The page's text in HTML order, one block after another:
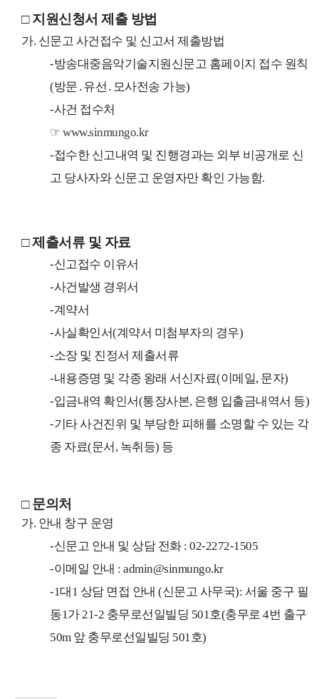
□ 지원신청서 제출 방법
가. 신문고 사건접수 및 신고서 제출방법
-방송대중음악기술지원신문고 홈페이지 접수 원칙
(방문․유선․모사전송 가능)
-사건 접수처
☞ www.sinmungo.kr
-접수한 신고내역 및 진행경과는 외부 비공개로 신
고 당사자와 신문고 운영자만 확인 가능함.
□ 제출서류 및 자료
-신고접수 이유서
-사건발생 경위서
-계약서
-사실확인서(계약서 미첨부자의 경우)
-소장 및 진정서 제출서류
-내용증명 및 각종 왕래 서신자료(이메일, 문자)
-입금내역 확인서(통장사본, 은행 입출금내역서 등)
-기타 사건진위 및 부당한 피해를 소명할 수 있는 각
종 자료(문서, 녹취등) 등
□ 문의처
가. 안내 창구 운영
-신문고 안내 및 상담 전화 : 02-2272-1505
-이메일 안내 : admin@sinmungo.kr
-1대1 상담 면접 안내 (신문고 사무국): 서울 중구 필
동1가 21-2 충무로선일빌딩 501호(충무로 4번 출구
50m 앞 충무로선일빌딩 501호)